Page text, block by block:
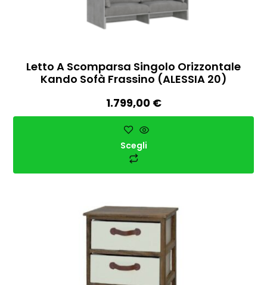
Letto A Scomparsa Singolo Orizzontale
Kando Sofà Frassino (ALESSIA 20)
1.799,00 €
Scegli